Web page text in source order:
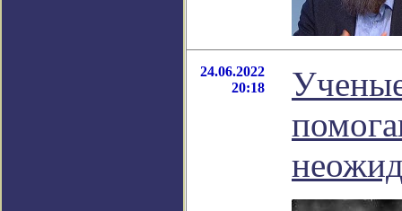
24.06.2022
20:18